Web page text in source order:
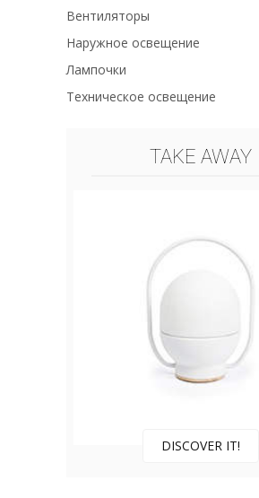
Вентиляторы
Наружное освещение
Лампочки
Техническое освещение
TAKE AWAY
DISCOVER IT!